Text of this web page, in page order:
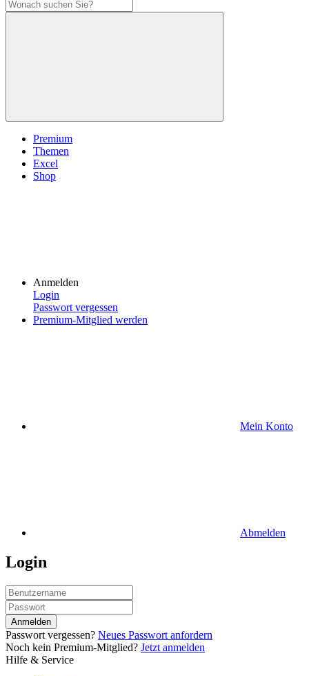
Premium
Themen
Excel
Shop
Anmelden
Login
Passwort vergessen
Premium-Mitglied werden
Mein Konto
Abmelden
Login
Anmelden
Passwort vergessen? Neues Passwort anfordern
Noch kein Premium-Mitglied? Jetzt anmelden
Hilfe & Service